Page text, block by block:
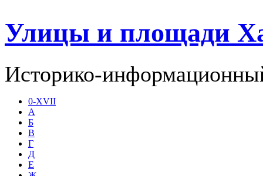
Улицы и площади
Историко-
0-XVII
А
Б
В
Г
Д
Е